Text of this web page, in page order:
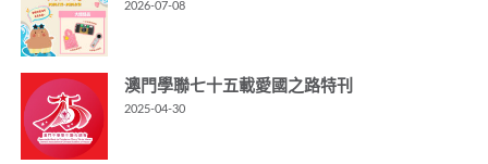
2026-07-08
澳門學聯七十五載愛國之路特刊
2025-04-30